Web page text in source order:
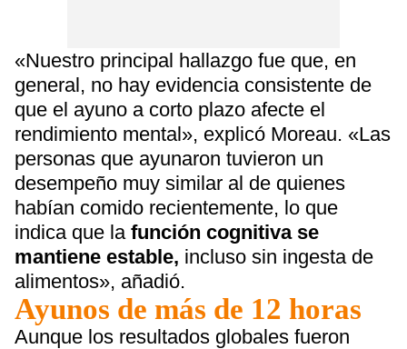
«Nuestro principal hallazgo fue que, en
general, no hay evidencia consistente de
que el ayuno a corto plazo afecte el
rendimiento mental», explicó Moreau. «Las
personas que ayunaron tuvieron un
desempeño muy similar al de quienes
habían comido recientemente, lo que
indica que lafunción cognitiva se
mantiene estable, incluso sin ingesta de
alimentos», añadió.
Ayunos de más de 12 horas
Aunque los resultados globales fueron